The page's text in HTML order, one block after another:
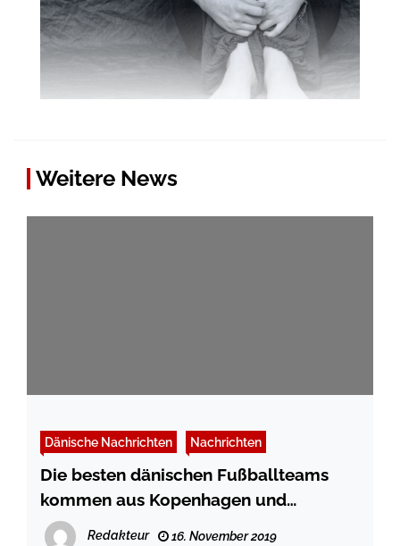
Weitere News
Dänische Nachrichten Nachrichten
Die besten dänischen Fußballteams
kommen aus Kopenhagen und
Midtjylland
Redakteur 16. November 2019